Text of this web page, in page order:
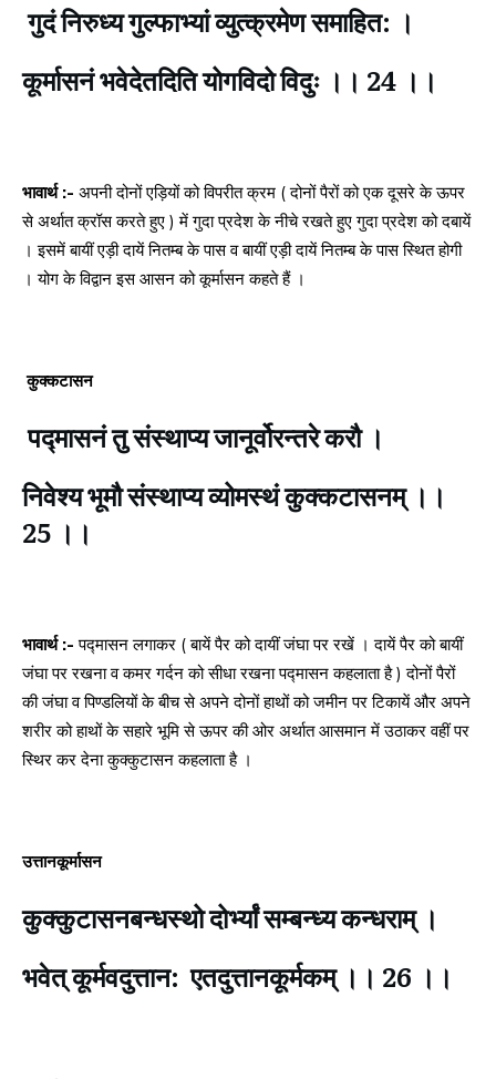
गुदं निरुध्य गुल्फाभ्यां व्युत्क्रमेण समाहित: ।
कूर्मासनं भवेदेतदिति योगविदो विदुः ।। 24 ।।
भावार्थ :- अपनी दोनों एड़ियों को विपरीत क्रम ( दोनों पैरों को एक दूसरे के ऊपर
से अर्थात क्रॉस करते हुए ) में गुदा प्रदेश के नीचे रखते हुए गुदा प्रदेश को दबायें
। इसमें बायीं एड़ी दायें नितम्ब के पास व बायीं एड़ी दायें नितम्ब के पास स्थित होगी
। योग के विद्वान इस आसन को कूर्मासन कहते हैं ।
कुक्कटासन
पद्मासनं तु संस्थाप्य जानूर्वोरन्तरे करौ ।
निवेश्य भूमौ संस्थाप्य व्योमस्थं कुक्कटासनम् ।।
25 ।।
भावार्थ :-पद्मासन लगाकर ( बायें पैर को दायीं जंघा पर रखें । दायें पैर को बायीं
जंघा पर रखना व कमर गर्दन को सीधा रखना पद्मासन कहलाता है ) दोनों पैरों
की जंघा व पिण्डलियों के बीच से अपने दोनों हाथों को जमीन पर टिकायें और अपने
शरीर को हाथों के सहारे भूमि से ऊपर की ओर अर्थात आसमान में उठाकर वहीं पर
स्थिर कर देना कुक्कुटासन कहलाता है ।
उत्तानकूर्मासन
कुक्कुटासनबन्धस्थो दोर्भ्यां सम्बन्ध्य कन्धराम् ।
भवेत् कूर्मवदुत्तान: एतदुत्तानकूर्मकम् ।। 26 ।।